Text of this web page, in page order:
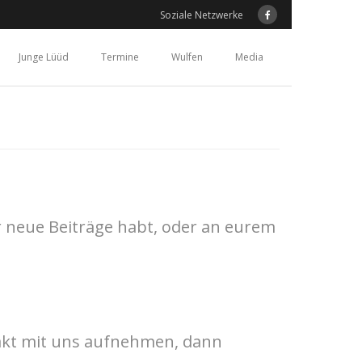
Soziale Netzwerke
Junge Lüüd Termine Wulfen Media
Beiträge habt, oder an eurem
mit uns aufnehmen, dann